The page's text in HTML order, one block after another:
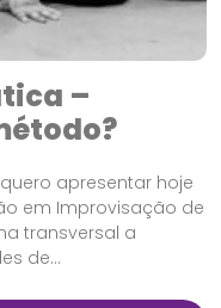
–
apresentar hoje
em Improvisação de
transversal a
de...